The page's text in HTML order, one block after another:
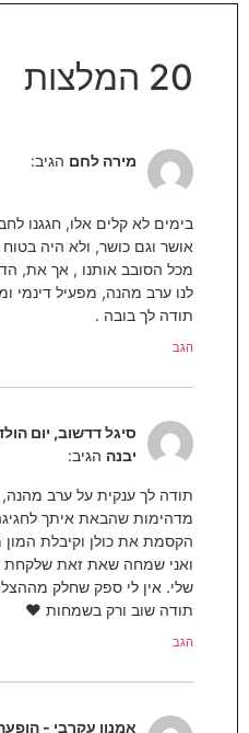
20 המלצות
מירה לחם הגיב:
אושר וגם כושר, ולא היה
מכל הסובב אותנו , אך את,
לנו ערב מהנה, מפעיל דינמי
תודה לך בובה .
הגב
סיגל דדשוב, יום
יבנה הגיב:
תודה לך ענקית על ערב מהנה,
מדהימות שהבאת איתך
הקסמת את כולן וקיבלת
ואני שמחה שאת זאת שלקחת
שלי. אין לי ספק שחלק
תודה שוב ורק בשמחות ♥️
הגב
אמנון עקרבי -